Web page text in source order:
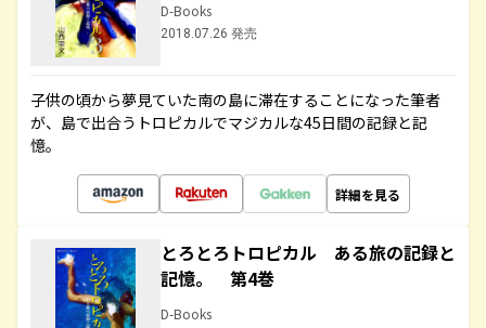
D-Books
2018.07.26 発売
子供の頃から夢見ていた南の島に滞在することになった筆者
が、島で出合うトロピカルでマジカルな45日間の記録と記
憶。
詳細を見る
とろとろトロピカル ある旅の記録と
記憶。 第4巻
D-Books